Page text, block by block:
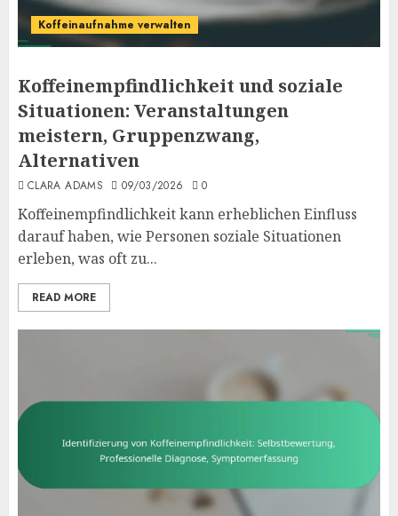
Koffeinaufnahme verwalten
Koffeinempfindlichkeit und soziale
Situationen: Veranstaltungen
meistern, Gruppenzwang,
Alternativen
CLARA ADAMS 09/03/2026 0
Koffeinempfindlichkeit kann erheblichen Einfluss
darauf haben, wie Personen soziale Situationen
erleben, was oft zu...
READ MORE